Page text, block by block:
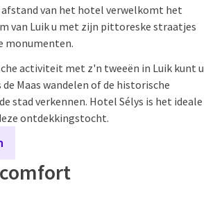
afstand van het hotel verwelkomt het
van Luik u met zijn pittoreske straatjes
monumenten.
activiteit met z'n tweeën in Luik kunt u
Maas wandelen of de historische
stad verkennen. Hotel Sélys is het ideale
ontdekkingstocht.